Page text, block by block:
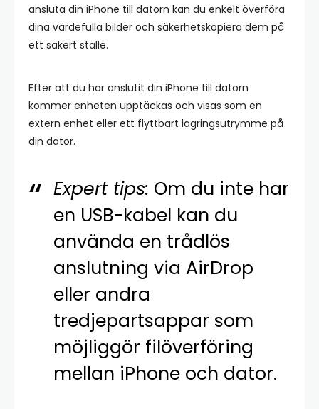
ansluta din iPhone till datorn kan du enkelt överföra
dina värdefulla bilder och säkerhetskopiera dem på
ett säkert ställe.
Efter att du har anslutit din iPhone till datorn
kommer enheten upptäckas och visas som en
extern enhet eller ett flyttbart lagringsutrymme på
din dator.
Expert tips: Om du inte har
en USB-kabel kan du
använda en trådlös
anslutning via AirDrop
eller andra
tredjepartsappar som
möjliggör filöverföring
mellan iPhone och dator.